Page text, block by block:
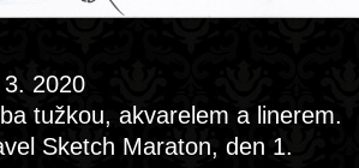
2020
tužkou, akvarelem a linerem.
Sketch Maraton, den 1.